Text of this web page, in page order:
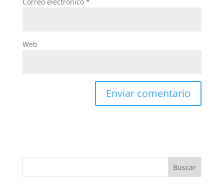
Web